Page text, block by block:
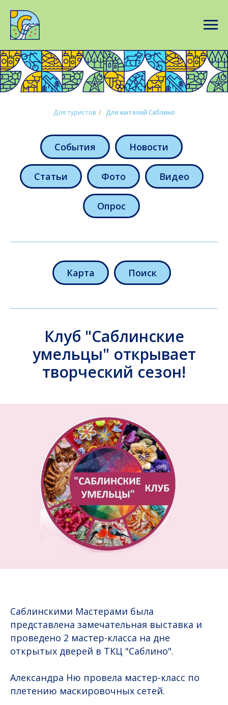
Для туристов / Для жителей Саблино
События Новости
Статьи Фото Видео
Опрос
Карта Поиск
Клуб "Саблинские
умельцы" открывает
творческий сезон!
Саблинскими Мастерами была
представлена замечательная выставка и
проведено 2 мастер-класса на дне
открытых дверей в ТКЦ "Саблино".
Александра Ню провела мастер-класс по
плетению маскировочных сетей.